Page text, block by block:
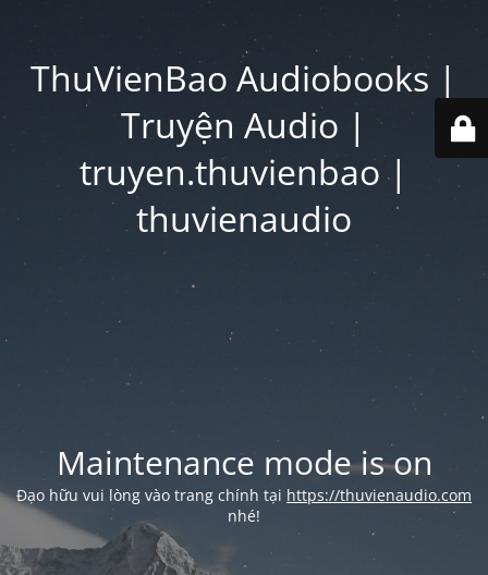
ThuVienBao Audiobooks |
Truyện Audio |
truyen.thuvienbao |
thuvienaudio
Maintenance mode is on
Đạo hữu vui lòng vào trang chính tại https://thuvienaudio.com
nhé!